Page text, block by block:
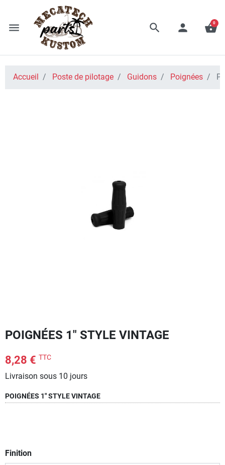
menu search person shopping_basket
0
Accueil Poste de pilotage Guidons Poignées
POIGNÉES 1" STYLE VINTAGE
8,28 € TTC
Livraison sous 10 jours
POIGNÉES 1" STYLE VINTAGE
Finition